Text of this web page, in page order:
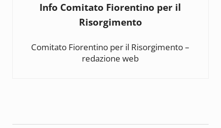
Info Comitato Fiorentino per il
Risorgimento
Comitato Fiorentino per il Risorgimento –
redazione web